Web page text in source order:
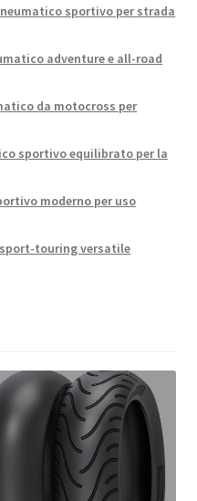
sportivo per strada
adventure e all-road
da motocross per
sportivo equilibrato per la
moderno per uso
sport-touring versatile